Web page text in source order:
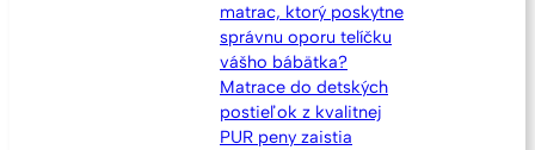
matrac, ktorý poskytne
správnu oporu telíčku
vášho bábätka?
Matrace do detských
postieľok z kvalitnej
PUR peny zaistia